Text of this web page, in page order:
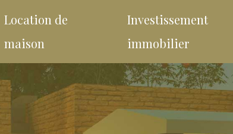
Location de
maison
Investissement
immobilier